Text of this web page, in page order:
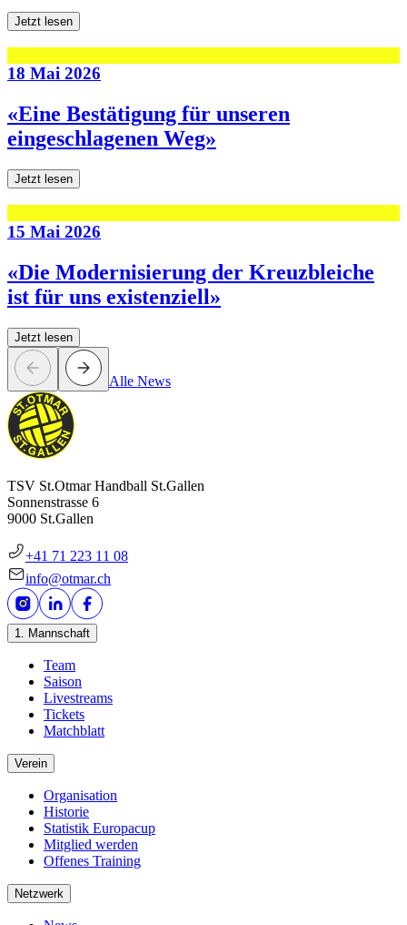
Jetzt lesen
18 Mai 2026
«Eine Bestätigung für unseren
eingeschlagenen Weg»
Jetzt lesen
15 Mai 2026
«Die Modernisierung der Kreuzbleiche
ist für uns existenziell»
Jetzt lesen
Alle News
TSV St.Otmar Handball St.Gallen
Sonnenstrasse 6
9000 St.Gallen
+41 71 223 11 08
info@otmar.ch
1. Mannschaft
Team
Saison
Livestreams
Tickets
Matchblatt
Verein
Organisation
Historie
Statistik Europacup
Mitglied werden
Offenes Training
Netzwerk